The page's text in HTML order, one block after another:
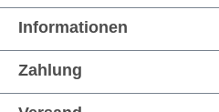
Informationen
Zahlung